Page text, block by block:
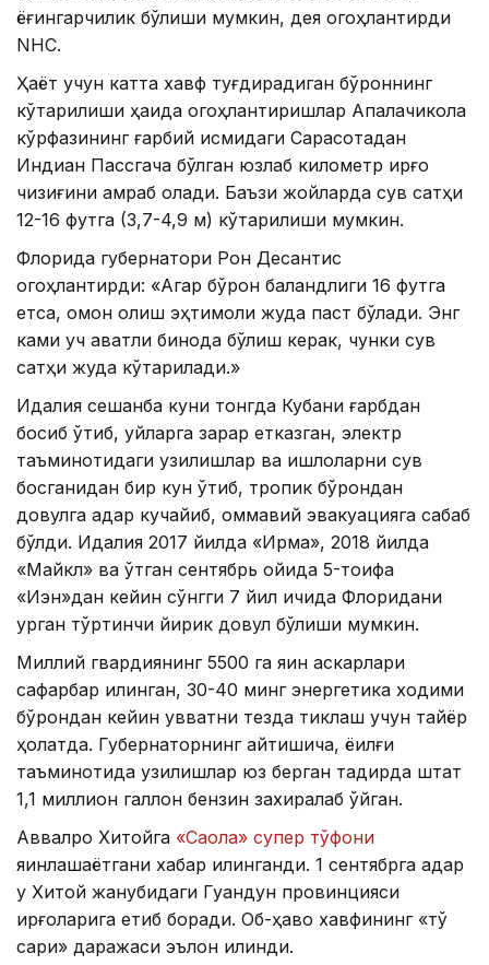
ёғингарчилик бўлиши мумкин, дея огоҳлантирди
NHC.
Ҳаёт учун катта хавф туғдирадиган бўроннинг
кўтарилиши ҳақида огоҳлантиришлар Апалачикола
кўрфазининг ғарбий қисмидаги Сарасотадан
Индиан Пассгача бўлган юзлаб километр қирғоқ
чизиғини қамраб олади. Баъзи жойларда сув сатҳи
12-16 футга (3,7-4,9 м) кўтарилиши мумкин.
Флорида губернатори Рон Десантис
огоҳлантирди: «Агар бўрон баландлиги 16 футга
етса, омон қолиш эҳтимоли жуда паст бўлади. Энг
ками уч қаватли бинода бўлиш керак, чунки сув
сатҳи жуда кўтарилади.»
Идалия сешанба куни тонгда Кубани ғарбдан
босиб ўтиб, уйларга зарар етказган, электр
таъминотидаги узилишлар ва қишлоқларни сув
босганидан бир кун ўтиб, тропик бўрондан
довулга қадар кучайиб, оммавий эвакуацияга сабаб
бўлди. Идалия 2017 йилда «Ирма», 2018 йилда
«Майкл» ва ўтган сентябрь ойида 5-тоифа
«Иэн»дан кейин сўнгги 7 йил ичида Флоридани
урган тўртинчи йирик довул бўлиши мумкин.
Миллий гвардиянинг 5500 га яқин аскарлари
сафарбар қилинган, 30-40 минг энергетика ходими
бўрондан кейин қувватни тезда тиклаш учун тайёр
ҳолатда. Губернаторнинг айтишича, ёқилғи
таъминотида узилишлар юз берган тақдирда штат
1,1 миллион галлон бензин захиралаб қўйган.
Аввалроқ Хитойга «Саола» супер тўфони
яқинлашаётгани хабар қилинганди. 1 сентябрга қадар
у Хитой жанубидаги Гуандун провинцияси
қирғоқларига етиб боради. Об-ҳаво хавфининг «тўқ
сариқ» даражаси эълон қилинди.